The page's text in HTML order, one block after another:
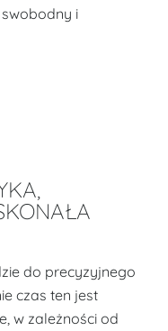
i
do precyzyjnego
czas ten jest
w zależności od